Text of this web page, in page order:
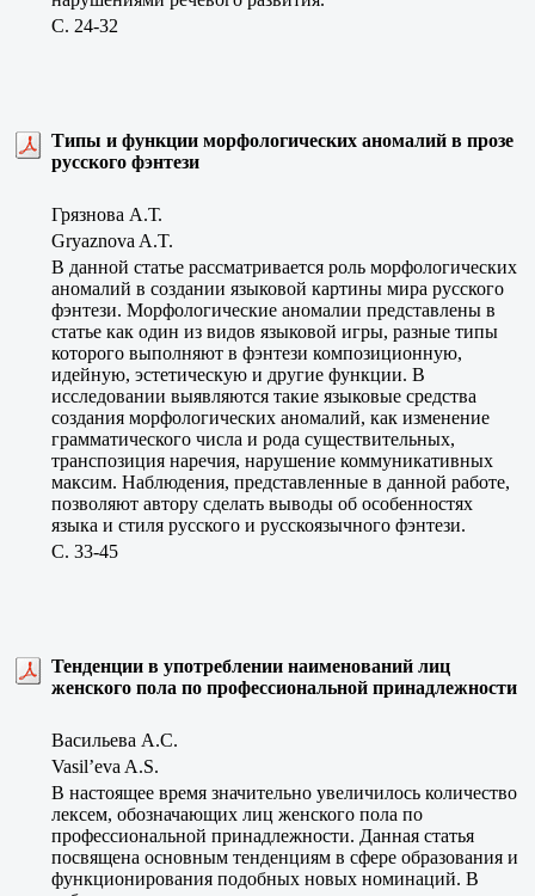
C. 24-32
Типы и функции морфологических аномалий в прозе
русского фэнтези
Грязнова А.Т.
Gryaznova A.T.
В данной статье рассматривается роль морфологических
аномалий в создании языковой картины мира русского
фэнтези. Морфологические аномалии представлены в
статье как один из видов языковой игры, разные типы
которого выполняют в фэнтези композиционную,
идейную, эстетическую и другие функции. В
исследовании выявляются такие языковые средства
создания морфологических аномалий, как изменение
грамматического числа и рода существительных,
транспозиция наречия, нарушение коммуникативных
максим. Наблюдения, представленные в данной работе,
позволяют автору сделать выводы об особенностях
языка и стиля русского и русскоязычного фэнтези.
C. 33-45
Тенденции в употреблении наименований лиц
женского пола по профессиональной принадлежности
Васильева А.С.
Vasil’eva A.S.
В настоящее время значительно увеличилось количество
лексем, обозначающих лиц женского пола по
профессиональной принадлежности. Данная статья
посвящена основным тенденциям в сфере образования и
функционирования подобных новых номинаций. В